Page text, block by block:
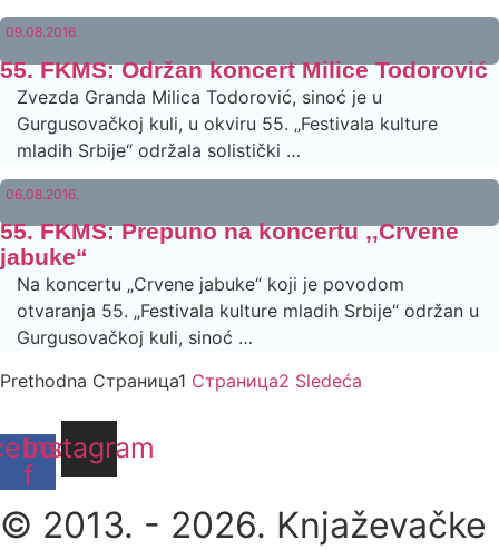
09.08.2016.
55. FKMS: Održan koncert Milice Todorović
Zvezda Granda Milica Todorović, sinoć je u
Gurgusovačkoj kuli, u okviru 55. ‚‚Festivala kulture
mladih Srbije“ održala solistički …
06.08.2016.
55. FKMS: Prepuno na koncertu ‚‚Crvene
jabuke“
Na koncertu ‚‚Crvene jabuke“ koji je povodom
otvaranja 55. ‚‚Festivala kulture mladih Srbije“ održan u
Gurgusovačkoj kuli, sinoć …
Prethodna Страница1 Страница2 Sledeća
f
Instagram
© 2013. - 2026. Knjaževačke